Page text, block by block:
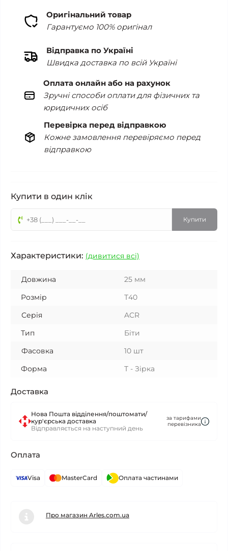
Оригінальний товар
Гарантуємо 100% оригінал
Відправка по Україні
Швидка доставка по всій Україні
Оплата онлайн або на рахунок
Зручні способи оплати для фізичних та
юридичних осіб
Перевірка перед відправкою
Кожне замовлення перевіряємо перед
відправкою
Купити в один клік
Купити
Характеристики: (дивитися всі)
Довжина
25 мм
Розмір
Т40
Серія
ACR
Тип
Біти
Фасовка
10 шт
Форма
Т - Зірка
Доставка
Нова Пошта відділення/поштомати/
кур'єрська доставка
Відправляється на наступний день
за тарифами
перевізника
Оплата
Visa MasterCard Оплата частинами
Про магазин Arles.com.ua